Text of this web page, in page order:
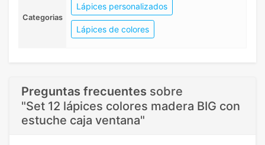
Categorias
Lápices personalizados
Lápices de colores
Preguntas frecuentes sobre
"Set 12 lápices colores madera BIG con
estuche caja ventana"